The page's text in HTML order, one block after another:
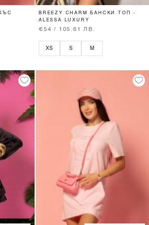
BREEZY CHARM БАНСКИ ТОП -
ALESSA LUXURY
€54 / 105.61 ЛВ.
XS S M